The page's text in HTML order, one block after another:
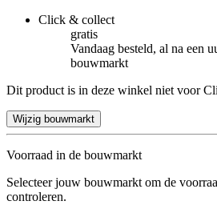
Click & collect
gratis
Vandaag besteld, al na een
bouwmarkt
Dit product is in deze winkel niet voor
Wijzig bouwmarkt
Voorraad in de bouwmarkt
Selecteer jouw bouwmarkt om de
controleren.